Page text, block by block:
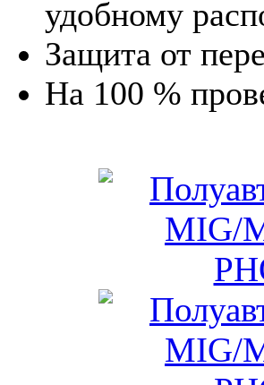
удобному
Защита от
На 100 %